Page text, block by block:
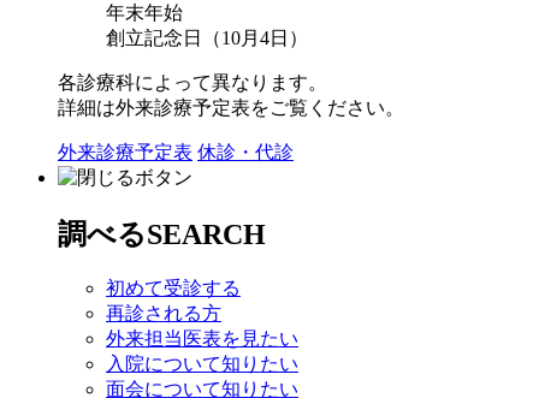
年末年始
創立記念日（10月4日）
各診療科によって異なります。
詳細は外来診療予定表をご覧ください。
外来診療予定表 休診・代診
調べるSEARCH
初めて受診する
再診される方
外来担当医表を見たい
入院について知りたい
面会について知りたい